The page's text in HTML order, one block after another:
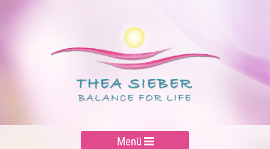
Menü